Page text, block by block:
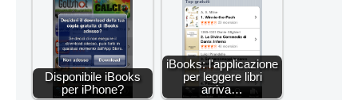
Disponibile iBooks
per iPhone?
iBooks: l'applicazione
per leggere libri
arriva…